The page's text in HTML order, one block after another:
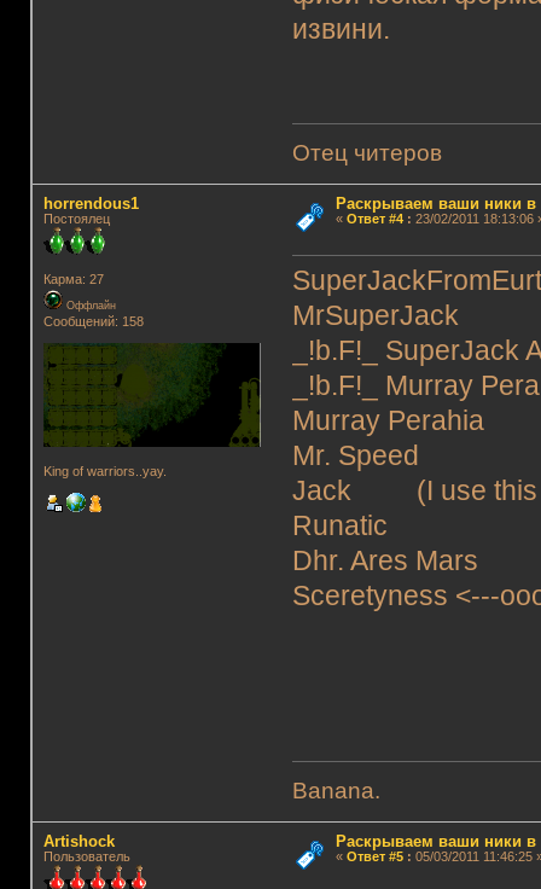
извини.
Отец читеров
horrendous1
Постоялец
Карма: 27
Оффлайн
Сообщений: 158
King of warriors..yay.
Раскрываем ваши ники в
« Ответ #4: 23/02/2011 18:13:06
MrSuperJack
_!b.F!_ SuperJack
_!b.F!_ Murray
Murray Perahia
Mr. Speed
Jack (I use this
Runatic
Dhr. Ares Mars
Sceretyness <---
Banana.
Artishock
Пользователь
Раскрываем ваши ники в
« Ответ #5: 05/03/2011 11:46:25